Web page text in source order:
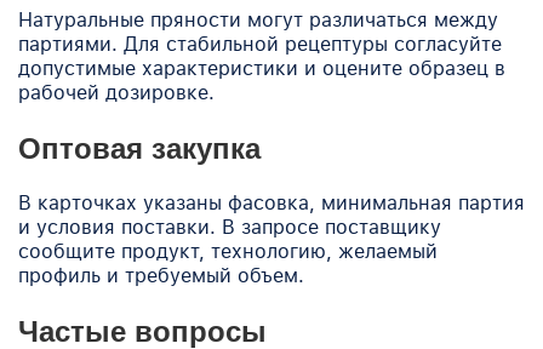
Натуральные пряности могут различаться между
партиями. Для стабильной рецептуры согласуйте
допустимые характеристики и оцените образец в
рабочей дозировке.
Оптовая закупка
В карточках указаны фасовка, минимальная партия
и условия поставки. В запросе поставщику
сообщите продукт, технологию, желаемый
профиль и требуемый объем.
Частые вопросы